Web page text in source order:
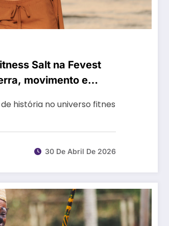
Salt na Fevest
movimento e
história no universo fitnes
30 De Abril De 2026